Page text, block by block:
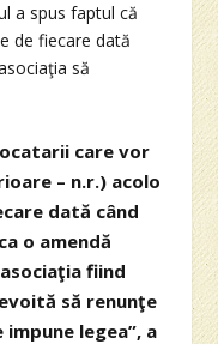
a spus faptul că
de fiecare dată
să
care vor
– n.r.) acolo
dată când
o amendă
fiind
să renunţe
legea”, a